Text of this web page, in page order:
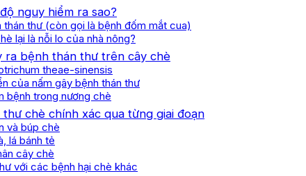
nguy hiểm ra sao?
thán thư (còn gọi là bệnh đốm mắt cua)
lại là nỗi lo của nhà nông?
ra bệnh thán thư trên cây chè
theae-sinensis
của nấm gây bệnh thán thư
bệnh trong nương chè
chè chính xác qua từng giai đoạn
và búp chè
lá bánh tẻ
cây chè
với các bệnh hại chè khác